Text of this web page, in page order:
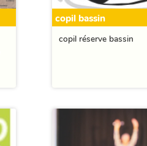
copil bassin
copil réserve bassin